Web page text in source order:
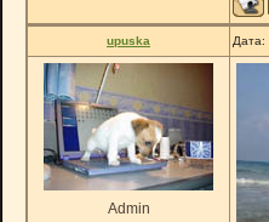
upuska Дата:
Admin